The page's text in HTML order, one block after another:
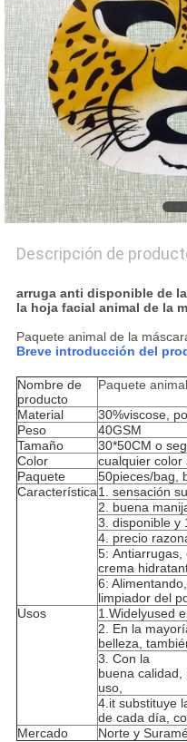
Descripción de
arruga anti disponible de
la hoja facial animal de la
Paquete animal de la
Breve introducción del
Nombre de
producto
Paquete
Material
30%viscose,
Peso
40GSM
Tamaño
30*50CM o
Color
cualquier color
Paquete
50pieces/bag,
Característica1. sensación
2. buena
3. disponible y
4. precio
5: Antiarrugas,
crema
6:
limpiador del
Usos
1.Widelyused
2. En la
belleza,
3. Con la
buena
uso,
4.it substituye
de cada día,
Mercado
Norte y